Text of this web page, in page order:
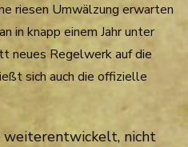
riesen Umwälzung erwarten
in knapp einem Jahr unter
neues Regelwerk auf die
sich auch die offizielle
weiterentwickelt, nicht